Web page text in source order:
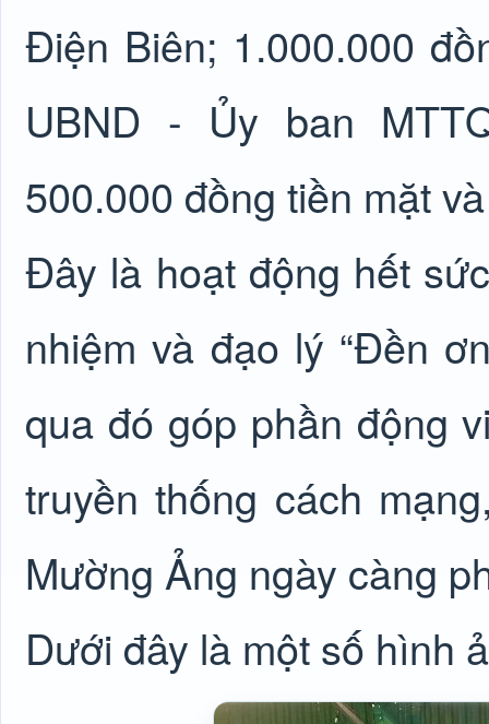
Điện Biên; 1.000.000
UBND - Ủy ban
500.000 đồng tiền mặt
Đây là hoạt động hết
nhiệm và đạo lý “Đền
qua đó góp phần động
truyền thống cách
Mường Ảng ngày càng
Dưới đây là một số hình